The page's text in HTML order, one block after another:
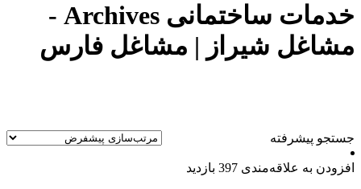
خدمات ساختمانی Archives -
مشاغل شیراز | مشاغل فارس
جستجو پیشرفته
افزودن به علاقه‌مندی 397 بازدید